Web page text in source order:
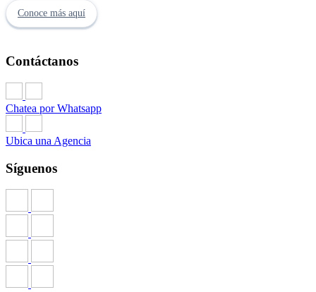
Conoce más aquí
Contáctanos
Chatea por Whatsapp
Ubica una Agencia
Síguenos